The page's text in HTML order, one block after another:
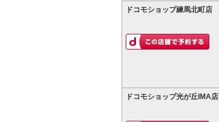
ドコモショップ練馬北町店
ドコモショップ光が丘IMA店